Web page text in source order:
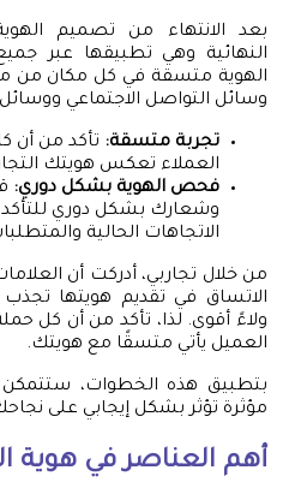
بعد الانتهاء من تصميم
النهائية وهي تطبيقها عبر
الهوية متسقة في كل مكان من
وسائل التواصل الاجتماعي ووسائل
تجربة متسقة: تأكد من أن
العملاء تعكس هويتك
فحص الهوية بشكل دوري:
وشعارك بشكل دوري
الاتجاهات الحالية
من خلال تجاربي، أدركت أن
الاتساق في تقديم هويتها تجذب
ولاءً أقوى. لذا، تأكد من أن كل
العميل يأتي متسقًا مع هويتك.
بتطبيق هذه الخطوات،
مؤثرة تؤثر بشكل إيجابي على
أهم العناصر في هوية